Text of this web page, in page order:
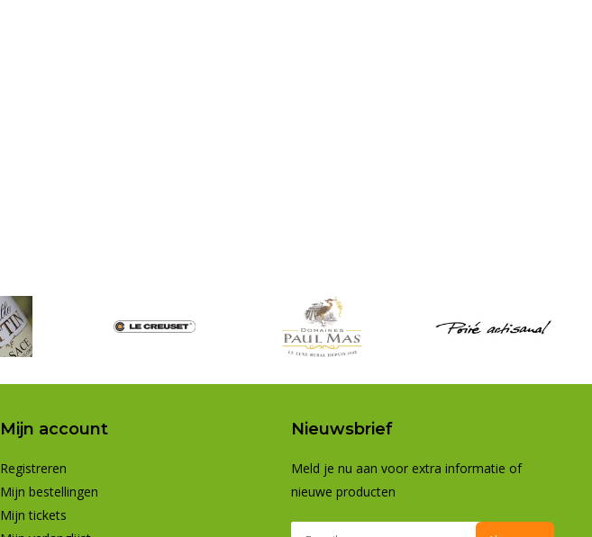
Mijn account
Registreren
Mijn bestellingen
Mijn tickets
Nieuwsbrief
Meld je nu aan voor extra informatie of
nieuwe producten